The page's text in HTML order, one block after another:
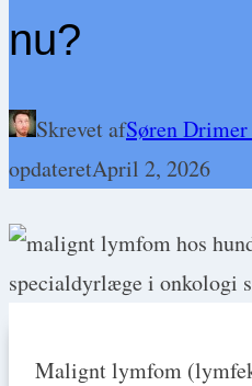
nu?
Skrevet afSøren
opdateretApril 2, 2026
Malignt lymfom